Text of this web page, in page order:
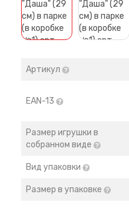
Артикул
EAN-13
Размер игрушки в
собранном виде
Вид упаковки
Размер в упаковке